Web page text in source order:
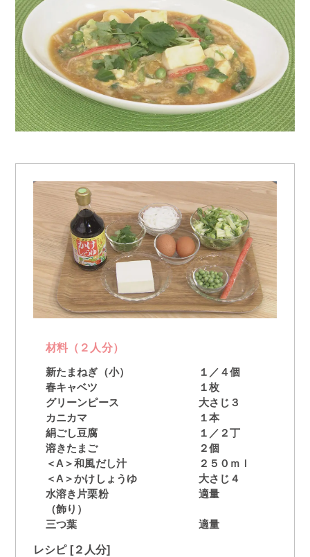
材料（２人分）
新たまねぎ（小）
１／４個
春キャベツ
１枚
グリーンピース
大さじ３
カニカマ
１本
絹ごし豆腐
１／２丁
溶きたまご
２個
＜A＞和風だし汁
２５０ｍｌ
＜A＞かけしょうゆ
大さじ４
水溶き片栗粉
適量
（飾り）
三つ葉
適量
レシピ [２人分]